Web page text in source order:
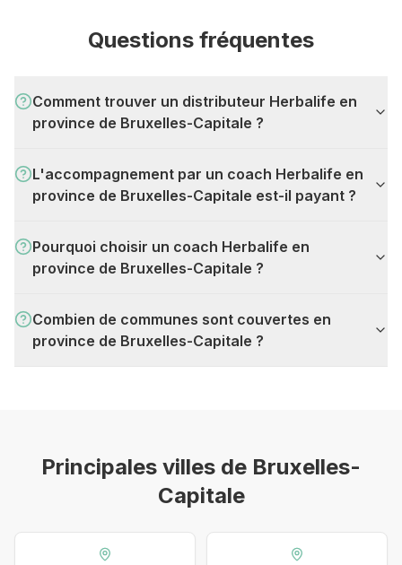
Questions fréquentes
Comment trouver un distributeur Herbalife en
province de Bruxelles-Capitale ?
L'accompagnement par un coach Herbalife en
province de Bruxelles-Capitale est-il payant ?
Pourquoi choisir un coach Herbalife en
province de Bruxelles-Capitale ?
Combien de communes sont couvertes en
province de Bruxelles-Capitale ?
Principales villes de Bruxelles-
Capitale